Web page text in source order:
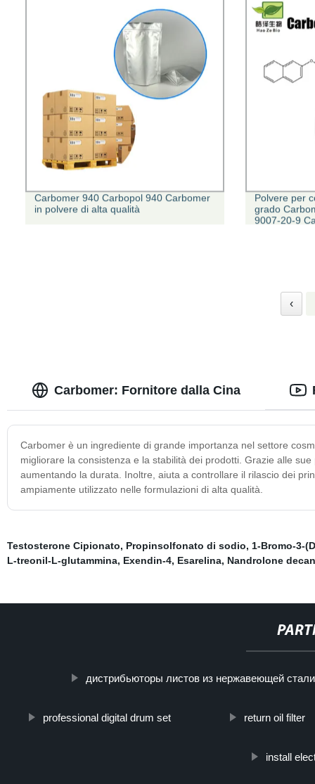
Carbomer 940 Carbopol 940 Carbomer
in polvere di alta qualità
Polvere per
grado
9007-20-9
‹
Carbomer: Fornitore dalla Cina
Carbomer è un ingrediente di grande importanza nel settore
migliorare la consistenza e la stabilità dei prodotti. Grazie alle
aumentando la durata. Inoltre, aiuta a controllare il rilascio dei
ampiamente utilizzato nelle formulazioni di alta qualità.
Testosterone Cipionato, Propinsolfonato di sodio, 1-Bromo-3-
L-treonil-L-glutammina, Exendin-4, Esarelina, Nandrolone
дистрибьюторы листов из нержавеющей стали
professional digital drum set return oil filter
install